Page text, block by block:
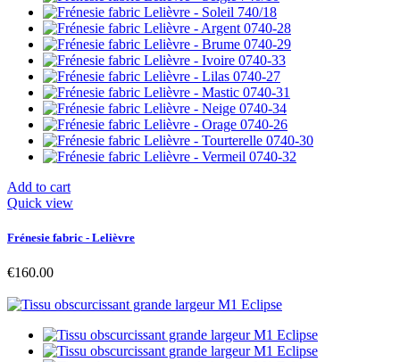
Add to cart
Quick view
Frénesie fabric - Lelièvre
€160.00